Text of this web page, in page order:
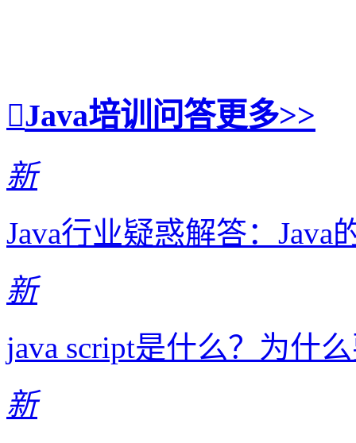
Java培训问答更多>>
新
Java行业疑惑解答：
新
java script是什么？为什
新